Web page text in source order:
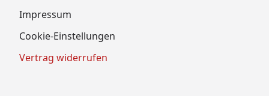
Impressum
Cookie-Einstellungen
Vertrag widerrufen